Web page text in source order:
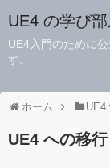
UE4 の学び部
UE4入門のために
す。
ホーム UE4
UE4 への移